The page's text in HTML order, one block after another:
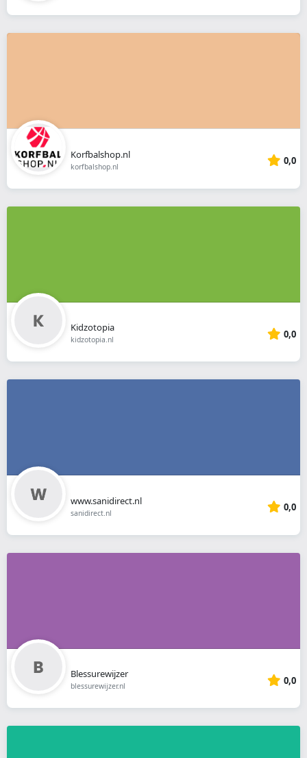
Korfbalshop.nl
korfbalshop.nl 0,0
Kidzotopia
kidzotopia.nl 0,0
www.sanidirect.nl
sanidirect.nl 0,0
Blessurewijzer
blessurewijzer.nl 0,0